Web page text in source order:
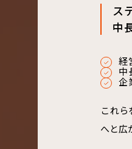
ス
中
経
中
企
これら
へと広